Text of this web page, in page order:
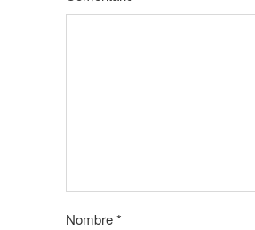
Nombre*